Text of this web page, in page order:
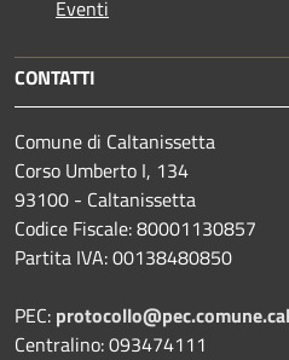
Eventi
CONTATTI
Comune di Caltanissetta
Corso Umberto I, 134
93100 - Caltanissetta
Codice Fiscale: 80001130857
Partita IVA: 00138480850
PEC:
Centralino: 093474111